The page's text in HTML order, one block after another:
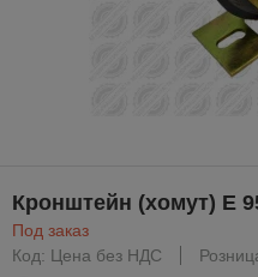
Кронштейн (хомут) E
Под заказ
Код: Цена без НДС